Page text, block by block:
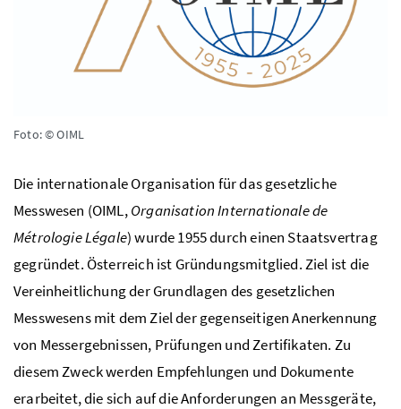
Foto: © OIML
Die internationale Organisation für das gesetzliche
Messwesen (OIML,Organisation Internationale de
Métrologie Légale) wurde 1955 durch einen Staatsvertrag
gegründet. Österreich ist Gründungsmitglied. Ziel ist die
Vereinheitlichung der Grundlagen des gesetzlichen
Messwesens mit dem Ziel der gegenseitigen Anerkennung
von Messergebnissen, Prüfungen und Zertifikaten. Zu
diesem Zweck werden Empfehlungen und Dokumente
erarbeitet, die sich auf die Anforderungen an Messgeräte,